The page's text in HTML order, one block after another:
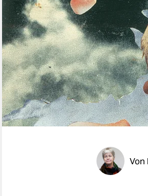
verlag
veranstaltungen
shop
fragen & hilfe
unterstützen
abo
Von